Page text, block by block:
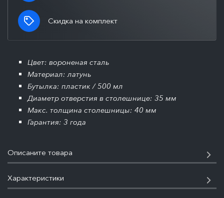
Скидка на комплект
Цвет: вороненая сталь
Материал: латунь
Бутылка: пластик / 500 мл
Диаметр отверстия в столешнице: 35 мм
Макс. толщина столешницы: 40 мм
Гарантия: 3 года
Описаните товара
Характеристики